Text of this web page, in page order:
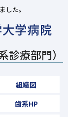
した。
診療部門）
組織図
歯系HP